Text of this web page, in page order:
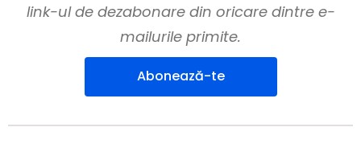
link-ul de dezabonare din oricare dintre e-
mailurile primite.
Abonează-te